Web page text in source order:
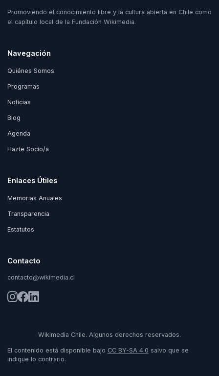
Promoviendo el conocimiento libre y la cultura abierta en Chile como
el capítulo local de la Fundación Wikimedia.
Navegación
Quiénes Somos
Programas
Noticias
Blog
Agenda
Hazte Socio/a
Enlaces Útiles
Memorias Anuales
Transparencia
Estatutos
Contacto
contacto@wikimedia.cl
Wikimedia Chile. Algunos derechos reservados.
El contenido está disponible bajo CC BY-SA 4.0 salvo que se
indique lo contrario.